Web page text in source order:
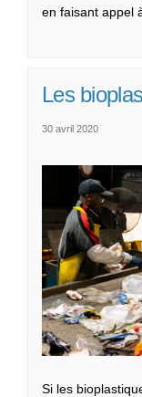
en faisant appel
Les
30 avril 2020
Si les